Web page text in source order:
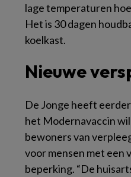
lage temperaturen
Het is 30 dagen
koelkast.
Nieuwe
De Jonge heeft
het Modernavaccin
bewoners van
voor mensen met een
beperking. “De